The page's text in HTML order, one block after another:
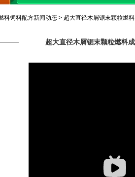
料饲料配方新闻动态 > 超大直径木屑锯末颗粒燃
超大直径木屑锯末颗粒燃料